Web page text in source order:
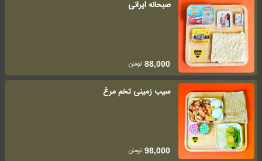
صبحانه ایرانی
88,000 تومان
سیب زمینی تخم مرغ
98,000 تومان